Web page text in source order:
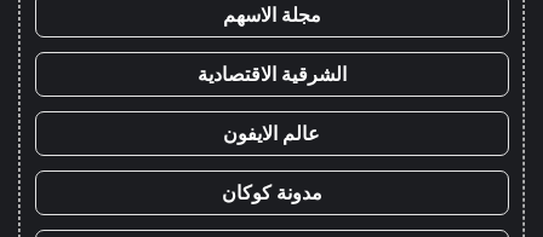
مجلة الاسهم
الشرقية الاقتصادية
عالم الايفون
مدونة كوكان